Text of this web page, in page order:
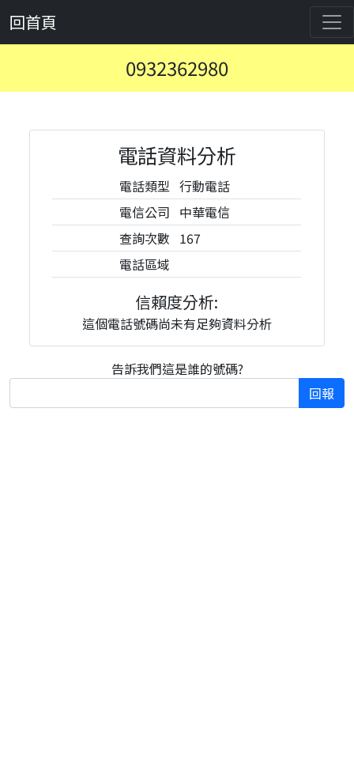
回首頁
0932362980
電話資料分析
電話類型 行動電話
電信公司 中華電信
查詢次數 167
電話區域
信賴度分析:
這個電話號碼尚未有足夠資料分析
告訴我們這是誰的號碼?
回報